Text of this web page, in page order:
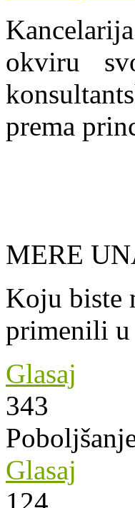
okviru
prema
MERE
Koju biste
primenili u
Glasaj
343
Glasaj